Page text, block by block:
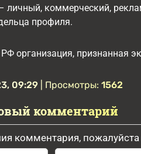
личный, коммерческий,
профиля.
организация, признанная
09:29 | Просмотры: 1562
комментарий
комментария, пожалуйста